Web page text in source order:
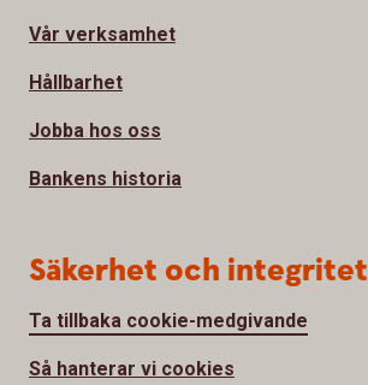
Vår verksamhet
Hållbarhet
Jobba hos oss
Bankens historia
Säkerhet och integritet
Ta tillbaka cookie-medgivande
Så hanterar vi cookies